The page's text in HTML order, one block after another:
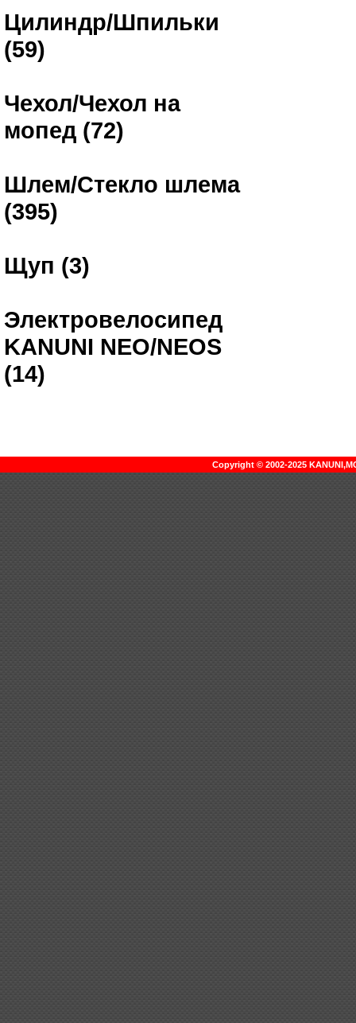
Цилиндр/Шпильки
(59)
Чехол/Чехол на
мопед (72)
Шлем/Стекло шлема
(395)
Щуп (3)
Электровелосипед
KANUNI NEO/NEOS
(14)
Copyright © 2002-2025